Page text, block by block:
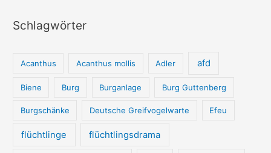
Schlagwörter
Acanthus Acanthus mollis Adler afd
Biene Burg Burganlage Burg Guttenberg
Burgschänke Deutsche Greifvogelwarte Efeu
flüchtlinge flüchtlingsdrama